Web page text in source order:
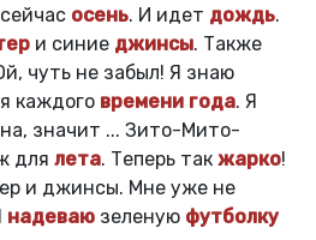
осень. И идет дождь.
и синие джинсы. Также
чуть не забыл! Я знаю
каждого времени года. Я
значит ... Зито-Мито-
для лета. Теперь так жарко!
и джинсы. Мне уже не
надеваю зеленую футболку